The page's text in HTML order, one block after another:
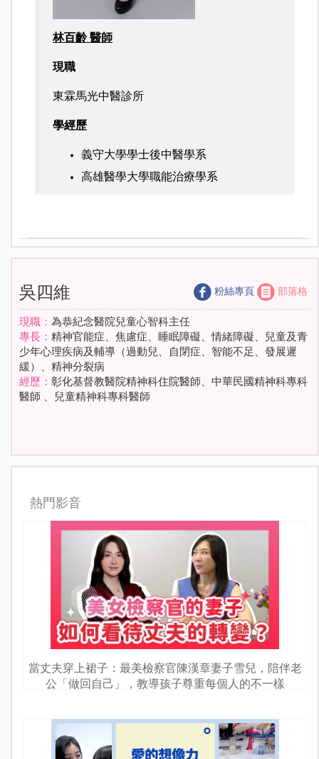
林百齡 醫師
現職
東霖馬光中醫診所
學經歷
義守大學學士後中醫學系
高雄醫學大學職能治療學系
吳四維 粉絲專頁 部落格
現職： 為恭紀念醫院兒童心智科主任
專長： 精神官能症、焦慮症、睡眠障礙、情緒障礙、兒童及青
少年心理疾病及輔導（過動兒、自閉症、智能不足、發展遲
緩）、精神分裂病
經歷： 彰化基督教醫院精神科住院醫師、中華民國精神科專科
醫師 、兒童精神科專科醫師
熱門影音
當丈夫穿上裙子：最美檢察官陳漢章妻子雪兒，陪伴老
公「做回自己」，教導孩子尊重每個人的不一樣